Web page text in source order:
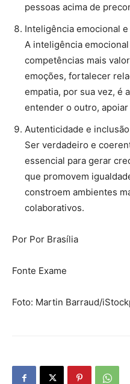
pessoas acima de
Inteligência emocional
A inteligência
competências mais
emoções, fortalecer
empatia, por sua vez, é
entender o outro,
Autenticidade e inclusão
Ser verdadeiro e
essencial para gerar
que promovem
constroem ambientes
colaborativos.
Por Por Brasília
Fonte Exame
Foto: Martin Barraud/